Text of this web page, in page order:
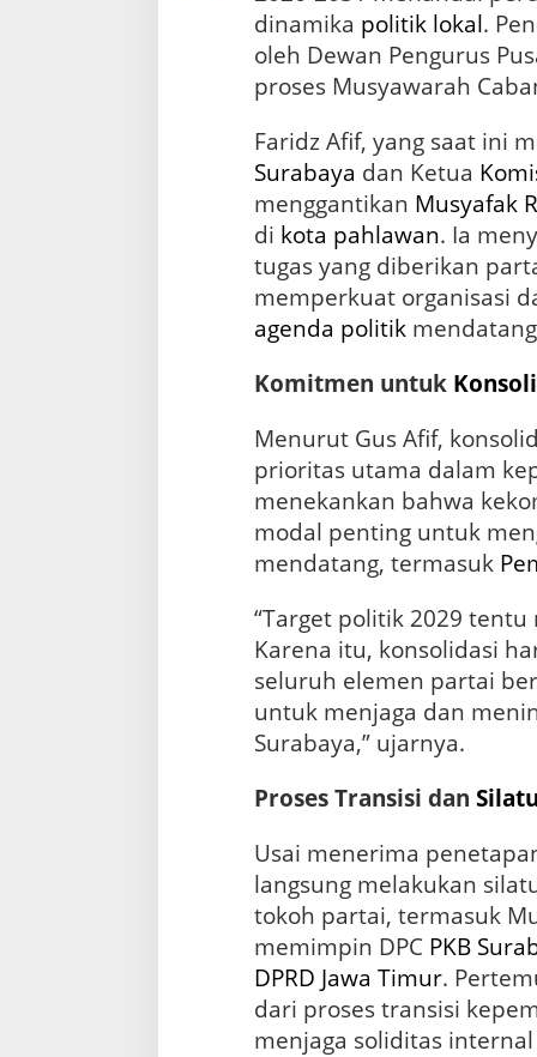
e
r
s
i
p
a
n
A
g
e
n
d
a
P
l
t
k
M
e
d
t
n
g
dinamika politik lokal.
oleh Dewan Pengurus
proses Musyawarah
Faridz Afif, yang saat ini
Surabaya dan Ketua
menggantikan Musyafak
di kota pahlawan. Ia
tugas yang diberikan
memperkuat organisasi
agenda politik
Komitmen untuk
Menurut Gus Afif,
prioritas utama dalam
menekankan bahwa
modal penting untuk
mendatang, termasuk
“Target politik 2029
Karena itu, konsolidasi
seluruh elemen partai
untuk menjaga dan
Surabaya,” ujarnya.
Proses Transisi dan
Usai menerima
langsung melakukan
tokoh partai, termasuk
memimpin DPC PKB
DPRD Jawa Timur.
dari proses transisi
menjaga soliditas